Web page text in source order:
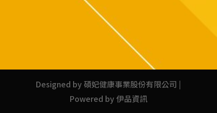
Designed by 碩妃健康事業股份有限公司 |
Powered by 伊品資訊